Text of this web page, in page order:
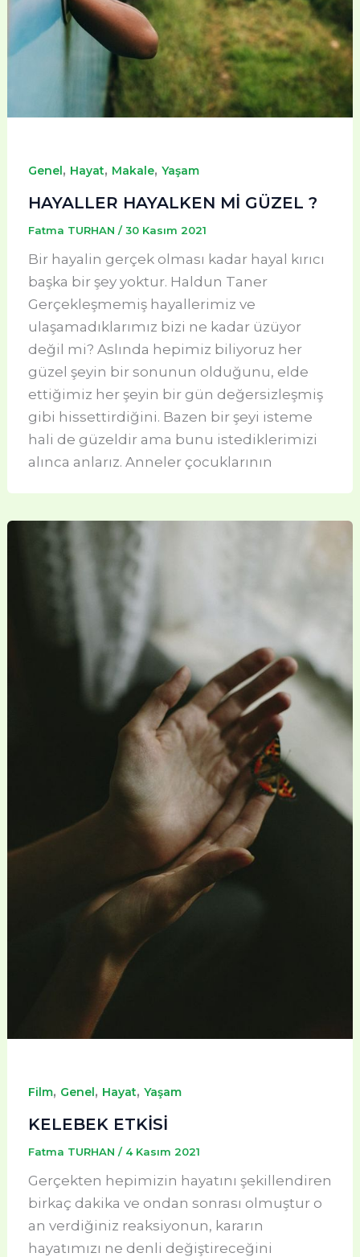
Genel, Hayat, Makale, Yaşam
HAYALLER HAYALKEN Mİ GÜZEL ?
Fatma TURHAN /30 Kasım 2021
Bir hayalin gerçek olması kadar hayal kırıcı
başka bir şey yoktur. Haldun Taner
Gerçekleşmemiş hayallerimiz ve
ulaşamadıklarımız bizi ne kadar üzüyor
değil mi? Aslında hepimiz biliyoruz her
güzel şeyin bir sonunun olduğunu, elde
ettiğimiz her şeyin bir gün değersizleşmiş
gibi hissettirdiğini. Bazen bir şeyi isteme
hali de güzeldir ama bunu istediklerimizi
alınca anlarız. Anneler çocuklarının
Film, Genel, Hayat, Yaşam
KELEBEK ETKİSİ
Fatma TURHAN / 4 Kasım 2021
Gerçekten hepimizin hayatını şekillendiren
birkaç dakika ve ondan sonrası olmuştur o
an verdiğiniz reaksiyonun, kararın
hayatımızı ne denli değiştireceğini